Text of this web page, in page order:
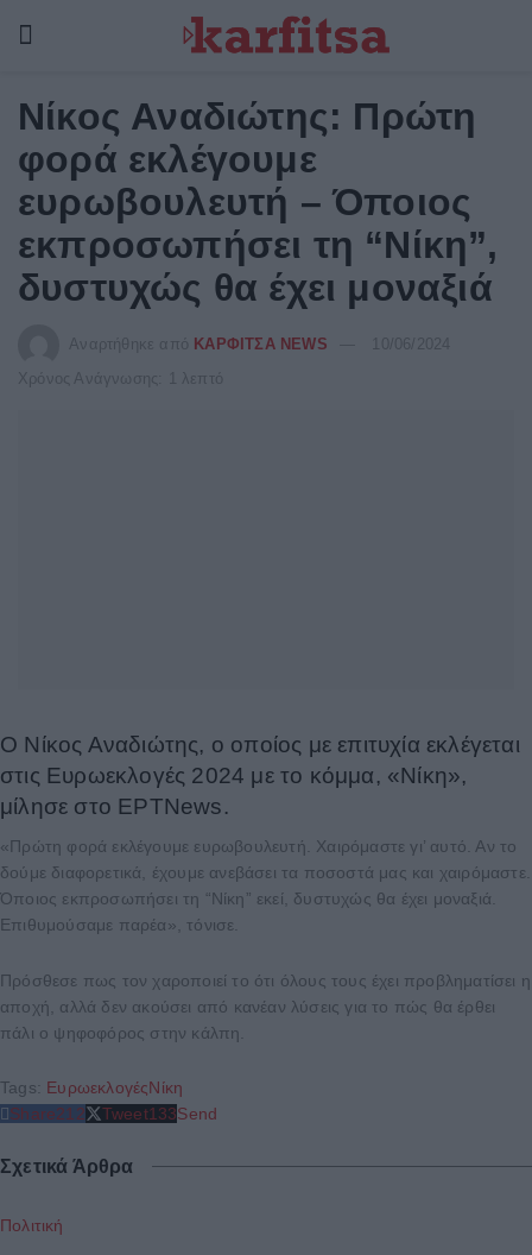
Νίκος Αναδιώτης: Πρώτη
φορά εκλέγουμε
ευρωβουλευτή – Όποιος
εκπροσωπήσει τη “Νίκη”,
δυστυχώς θα έχει μοναξιά
Αναρτήθηκε από ΚΑΡΦΙΤΣΑ NEWS
10/06/2024
Χρόνος Ανάγνωσης: 1 λεπτό
O Νίκος Αναδιώτης, ο οποίος με επιτυχία εκλέγεται
στις Ευρωεκλογές 2024 με το κόμμα, «Νίκη»,
μίλησε στο ΕΡΤNews.
«Πρώτη φορά εκλέγουμε ευρωβουλευτή. Χαιρόμαστε γι’ αυτό. Αν το
δούμε διαφορετικά, έχουμε ανεβάσει τα ποσοστά μας και χαιρόμαστε.
Όποιος εκπροσωπήσει τη “Νίκη” εκεί, δυστυχώς θα έχει μοναξιά.
Επιθυμούσαμε παρέα», τόνισε.
Πρόσθεσε πως τον χαροποιεί το ότι όλους τους έχει προβληματίσει η
αποχή, αλλά δεν ακούσει από κανέαν λύσεις για το πώς θα έρθει
πάλι ο ψηφοφόρος στην κάλπη.
Tags: ΕυρωεκλογέςΝίκη
Share212 Tweet133Send
Σχετικά Άρθρα
Πολιτική